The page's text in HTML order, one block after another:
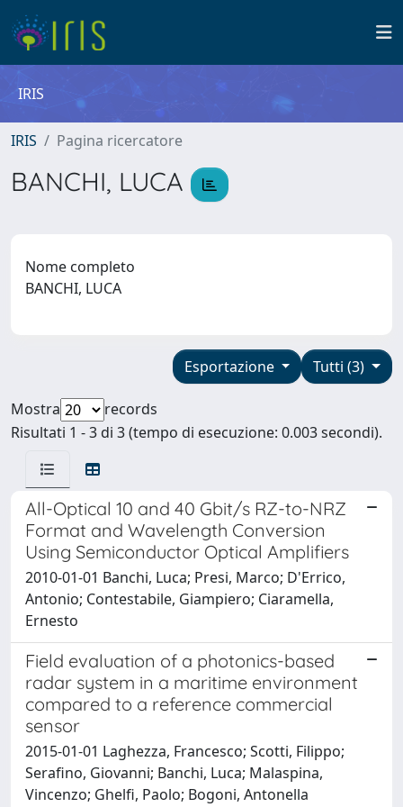
IRIS
IRIS Pagina ricercatore
BANCHI, LUCA
Nome completo
BANCHI, LUCA
Tutti (3)
Esportazione
Mostra
records
Risultati 1 - 3 di 3 (tempo di esecuzione: 0.003 secondi).
All-Optical 10 and 40 Gbit/s RZ-to-NRZ
Format and Wavelength Conversion
Using Semiconductor Optical Amplifiers
2010-01-01 Banchi, Luca; Presi, Marco; D'Errico,
Antonio; Contestabile, Giampiero; Ciaramella,
Ernesto
Field evaluation of a photonics-based
radar system in a maritime environment
compared to a reference commercial
sensor
2015-01-01 Laghezza, Francesco; Scotti, Filippo;
Serafino, Giovanni; Banchi, Luca; Malaspina,
Vincenzo; Ghelfi, Paolo; Bogoni, Antonella